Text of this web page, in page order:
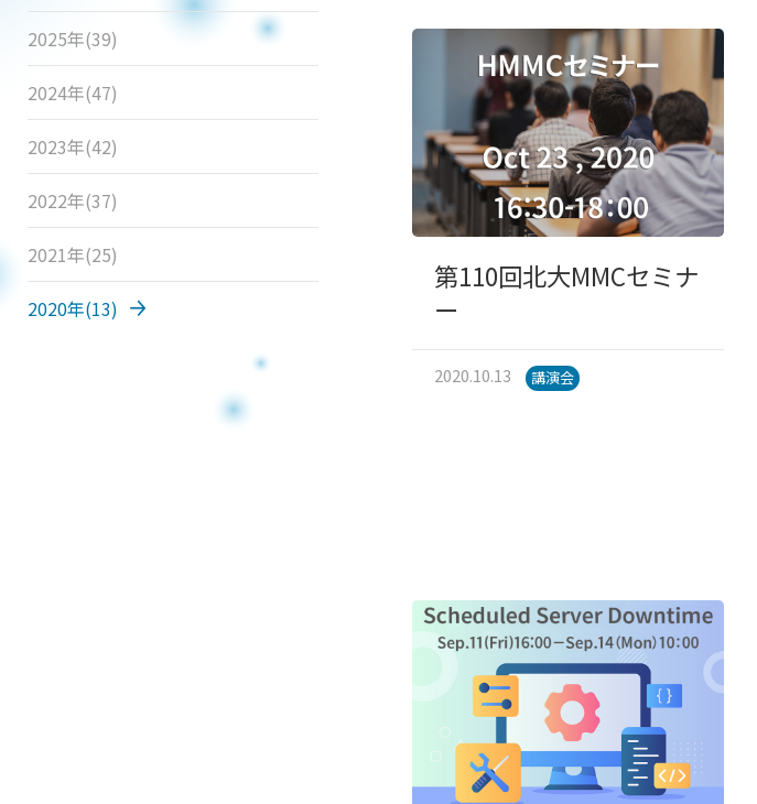
2025年(39)
2024年(47)
2023年(42)
2022年(37)
2021年(25)
2020年(13)
第110回北大MMCセミナ
ー
2020.10.13 講演会